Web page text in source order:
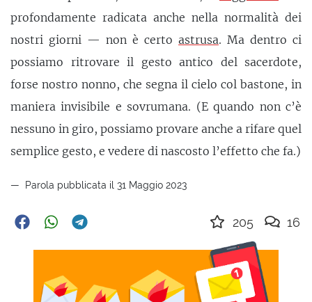
profondamente radicata anche nella normalità dei
nostri giorni — non è certo astrusa. Ma dentro ci
possiamo ritrovare il gesto antico del sacerdote,
forse nostro nonno, che segna il cielo col bastone, in
maniera invisibile e sovrumana. (E quando non c’è
nessuno in giro, possiamo provare anche a rifare quel
semplice gesto, e vedere di nascosto l’effetto che fa.)
Parola pubblicata il 31 Maggio 2023
205 16